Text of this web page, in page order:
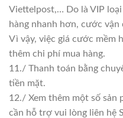
Viettelpost,… Do là VIP
hàng nhanh hơn, cước
Vì vậy, việc giá cước mềm
thêm chi phí mua hàng.
11./ Thanh toán bằng
tiền mặt.
12./ Xem thêm một số sản
cần hỗ trợ vui lòng liên hệ